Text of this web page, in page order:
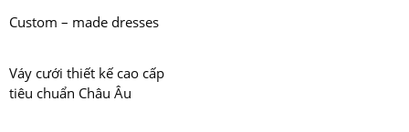
Custom – made dresses
Váy cưới thiết kế cao cấp
tiêu chuẩn Châu Âu